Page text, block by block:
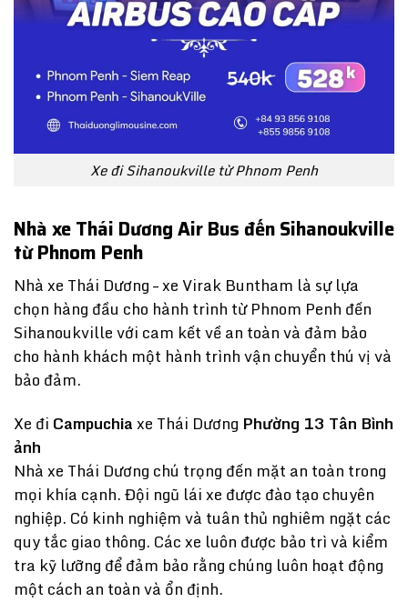
Xe đi Sihanoukville từ Phnom Penh
Nhà xe Thái Dương Air Bus đến Sihanoukville
từ Phnom Penh
Nhà xe Thái Dương – xe Virak Buntham là sự lựa
chọn hàng đầu cho hành trình từ Phnom Penh đến
Sihanoukville với cam kết về an toàn và đảm bảo
cho hành khách một hành trình vận chuyển thú vị và
bảo đảm.
Xe đi Campuchiaxe Thái Dương Phường 13 Tân Bình
ảnh
Nhà xe Thái Dương chú trọng đến mặt an toàn trong
mọi khía cạnh. Đội ngũ lái xe được đào tạo chuyên
nghiệp. Có kinh nghiệm và tuân thủ nghiêm ngặt các
quy tắc giao thông. Các xe luôn được bảo trì và kiểm
tra kỹ lưỡng để đảm bảo rằng chúng luôn hoạt động
một cách an toàn và ổn định.